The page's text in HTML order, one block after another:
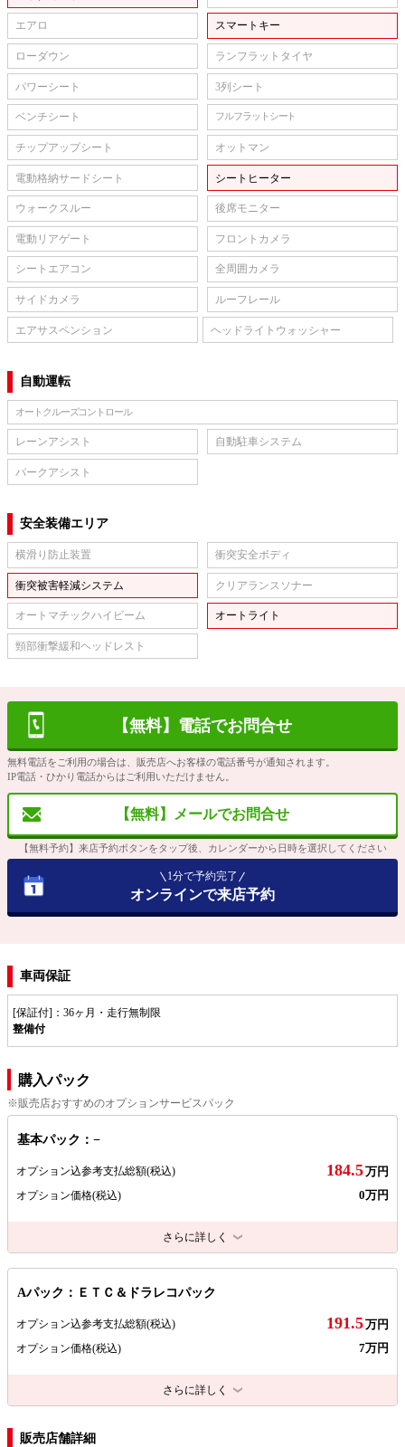
エアロ スマートキー
ローダウン ランフラットタイヤ
パワーシート 3列シート
ベンチシート フルフラットシート
チップアップシート オットマン
電動格納サードシート シートヒーター
ウォークスルー 後席モニター
電動リアゲート フロントカメラ
シートエアコン 全周囲カメラ
サイドカメラ ルーフレール
エアサスペンション ヘッドライトウォッシャー
自動運転
オートクルーズコントロール
レーンアシスト 自動駐車システム
パークアシスト
安全装備エリア
横滑り防止装置 衝突安全ボディ
衝突被害軽減システム クリアランスソナー
オートマチックハイビーム オートライト
頸部衝撃緩和ヘッドレスト
【無料】電話でお問合せ
無料電話をご利用の場合は、販売店へお客様の電話番号が通知されます。
IP電話・ひかり電話からはご利用いただけません。
【無料】メールでお問合せ
【無料予約】来店予約ボタンをタップ後、カレンダーから日時を選択してください
1分で予約完了
オンラインで来店予約
車両保証
[保証付]：36ヶ月・走行無制限
整備付
購入パック
※販売店おすすめのオプションサービスパック
基本パック：−
オプション込参考支払総額(税込) 184.5万円
オプション価格(税込) 0万円
さらに詳しく
Aパック：ＥＴＣ＆ドラレコパック
オプション込参考支払総額(税込) 191.5万円
オプション価格(税込) 7万円
さらに詳しく
販売店舗詳細